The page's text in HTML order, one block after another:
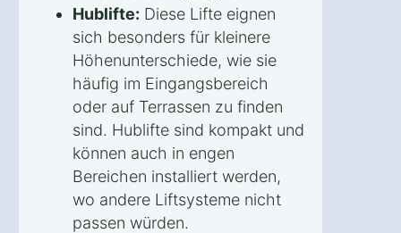
Hublifte: Diese Lifte eignen
sich besonders für kleinere
Höhenunterschiede, wie sie
häufig im Eingangsbereich
oder auf Terrassen zu finden
sind. Hublifte sind kompakt und
können auch in engen
Bereichen installiert werden,
wo andere Liftsysteme nicht
passen würden.